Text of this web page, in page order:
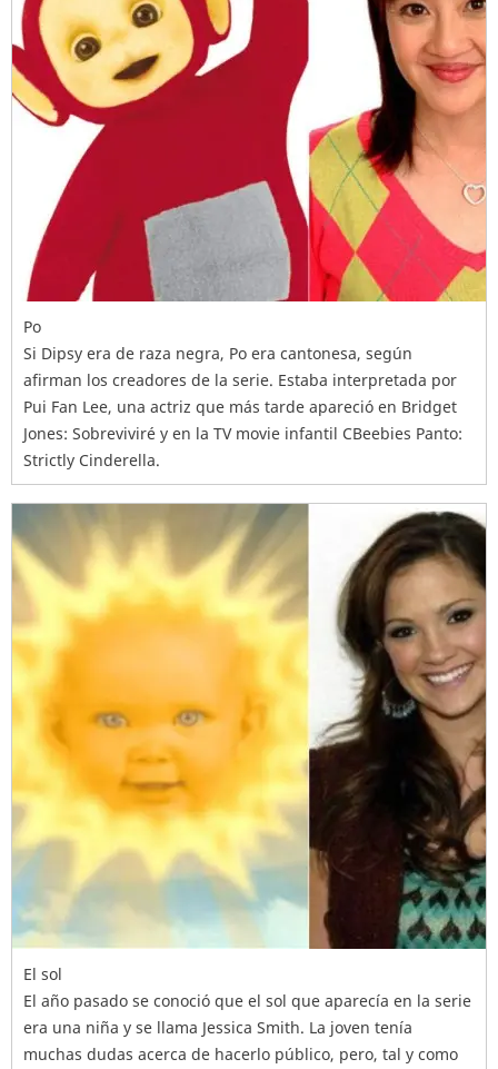
Po
Si Dipsy era de raza negra, Po era cantonesa, según
afirman los creadores de la serie. Estaba interpretada por
Pui Fan Lee, una actriz que más tarde apareció en Bridget
Jones: Sobreviviré y en la TV movie infantil CBeebies Panto:
Strictly Cinderella.
El sol
El año pasado se conoció que el sol que aparecía en la serie
era una niña y se llama Jessica Smith. La joven tenía
muchas dudas acerca de hacerlo público, pero, tal y como